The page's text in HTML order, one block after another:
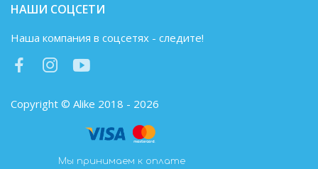
НАШИ СОЦСЕТИ
Наша компания в соцсетях - следите!
Copyright © Alike 2018 - 2026
Мы принимаем к оплате